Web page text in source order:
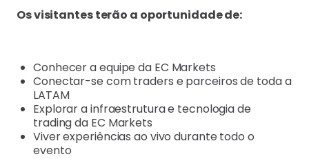
Os visitantes terão a oportunidade de:
Conhecer a equipe da EC Markets
Conectar-se com traders e parceiros de toda a
LATAM
Explorar a infraestrutura e tecnologia de
trading da EC Markets
Viver experiências ao vivo durante todo o
evento